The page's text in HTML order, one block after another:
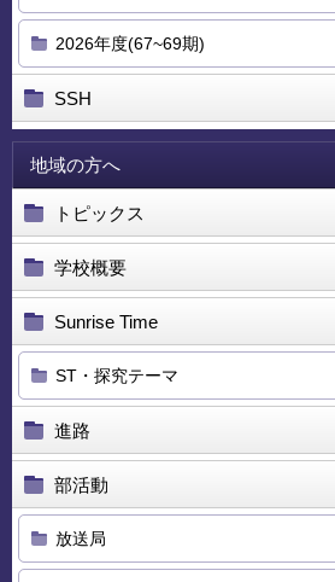
2026年度(67~69期)
SSH
地域の方へ
トピックス
学校概要
Sunrise Time
ST・探究テーマ
進路
部活動
放送局